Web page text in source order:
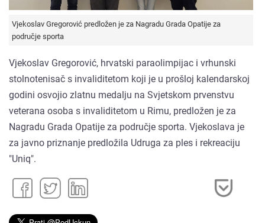
Vjekoslav Gregorović predložen je za Nagradu Grada Opatije za
područje sporta
Vjekoslav Gregorović, hrvatski paraolimpijac i vrhunski
stolnotenisač s invaliditetom koji je u prošloj kalendarskoj
godini osvojio zlatnu medalju na Svjetskom prvenstvu
veterana osoba s invaliditetom u Rimu, predložen je za
Nagradu Grada Opatije za područje sporta. Vjekoslava je
za javno priznanje predložila Udruga za ples i rekreaciju
"Uniq".